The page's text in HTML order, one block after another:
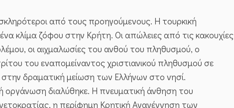
από τους προηγούμενους. Η τουρκική
κλίμα ζόφου στην Κρήτη. Οι απώλειες από τις κακουχίες
οι αιχμαλωσίες του ανθού του πληθυσμού, ο
του εναπομείναντος χριστιανικού πληθυσμού σε
δραματική μείωση των Ελλήνων στο νησί.
οργάνωση διαλύθηκε. Η πνευματική άνθηση του
η περίφημη Κρητική Αναγέννηση των